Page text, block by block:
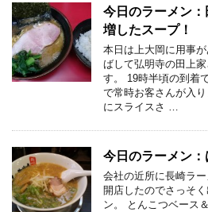
今日のラーメン
増したスープ！
本日は上大岡に用事
ばして弘明寺の田上
す。 19時半頃の到着
で常時お客さんが入
にスライスさ …
今日のラーメン
会社の近所に長崎ラ
開店したのでさっそ
ン。 とんこつベース